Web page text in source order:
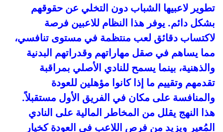
تطوير لاعبيها الشباب دون التخلي عن حقوقهم
بشكل دائم. يوفر هذا النظام للاعبين فرصة
لاكتساب دقائق لعب منتظمة في مستوى تنافسي،
مما يساهم في صقل مهاراتهم وقدراتهم البدنية
والذهنية، بينما يسمح للنادي الأصلي بمراقبة
تقدمهم وتقييم ما إذا كانوا مؤهلين للعودة
والمنافسة على مكان في الفريق الأول مستقبلاً.
هذا النهج يقلل من المخاطر المالية على النادي
المُعير ويزيد من فرص اللاعب في العودة كخيار